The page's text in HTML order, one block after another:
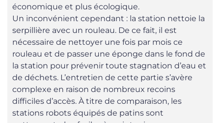
économique et plus écologique.
Un inconvénient cependant : la station nettoie la
serpillière avec un rouleau. De ce fait, il est
nécessaire de nettoyer une fois par mois ce
rouleau et de passer une éponge dans le fond de
la station pour prévenir toute stagnation d’eau et
de déchets. L’entretien de cette partie s’avère
complexe en raison de nombreux recoins
difficiles d’accès. À titre de comparaison, les
stations robots équipés de patins sont